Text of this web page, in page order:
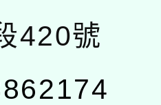
420號